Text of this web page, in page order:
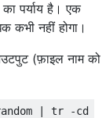
पर्याय है। एक
कभी नहीं होगा।
(फ़ाइल नाम को
| tr -cd